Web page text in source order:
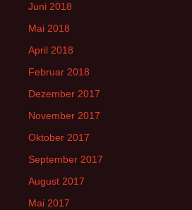
Juni 2018
Mai 2018
April 2018
Februar 2018
Dezember 2017
November 2017
Oktober 2017
September 2017
August 2017
Mai 2017